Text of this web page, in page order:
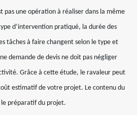
pas une opération à réaliser dans la même
d’intervention pratiqué, la durée des
tâches à faire changent selon le type et
demande de devis ne doit pas négliger
Grâce à cette étude, le ravaleur peut
estimatif de votre projet. Le contenu du
le préparatif du projet.